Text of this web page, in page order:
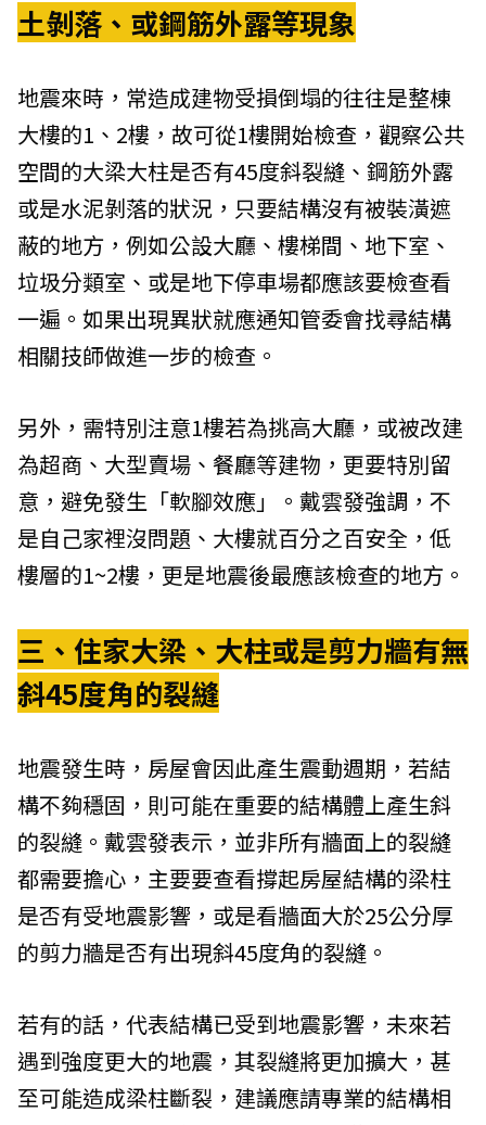
土剝落、或鋼筋外露等現象
地震來時，常造成建物受損倒塌的往往是整棟
大樓的1、2樓，故可從1樓開始檢查，觀察公共
空間的大梁大柱是否有45度斜裂縫、鋼筋外露
或是水泥剝落的狀況，只要結構沒有被裝潢遮
蔽的地方，例如公設大廳、樓梯間、地下室、
垃圾分類室、或是地下停車場都應該要檢查看
一遍。如果出現異狀就應通知管委會找尋結構
相關技師做進一步的檢查。
另外，需特別注意1樓若為挑高大廳，或被改建
為超商、大型賣場、餐廳等建物，更要特別留
意，避免發生「軟腳效應」。戴雲發強調，不
是自己家裡沒問題、大樓就百分之百安全，低
樓層的1~2樓，更是地震後最應該檢查的地方。
三、住家大梁、大柱或是剪力牆有無
斜45度角的裂縫
地震發生時，房屋會因此產生震動週期，若結
構不夠穩固，則可能在重要的結構體上產生斜
的裂縫。戴雲發表示，並非所有牆面上的裂縫
都需要擔心，主要要查看撐起房屋結構的梁柱
是否有受地震影響，或是看牆面大於25公分厚
的剪力牆是否有出現斜45度角的裂縫。
若有的話，代表結構已受到地震影響，未來若
遇到強度更大的地震，其裂縫將更加擴大，甚
至可能造成梁柱斷裂，建議應請專業的結構相